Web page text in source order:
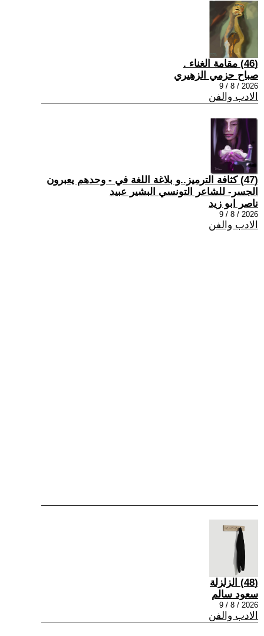
(46) مقامة الغناء .
صباح حزمي الزهيري
2026 / 8 / 9
الادب والفن
(47) كثافة الترميز..و بلاغة اللغة في - وحدهم يعبرون
الجسر- للشاعر التونسي البشير عبيد
ناصر ابو زيد
2026 / 8 / 9
الادب والفن
(48) الزلزلة
سعود سالم
2026 / 8 / 9
الادب والفن